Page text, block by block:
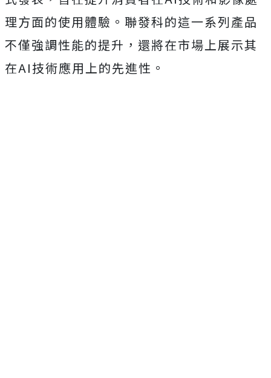
理方面的使用體驗。聯發科的這一系列產品
不僅強調性能的提升，還將在市場上展示其
在AI技術應用上的先進性。